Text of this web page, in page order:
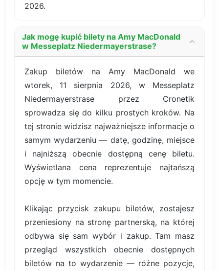
2026.
Jak mogę kupić bilety na Amy MacDonald
w Messeplatz Niedermayerstrase?
Zakup biletów na Amy MacDonald we
wtorek, 11 sierpnia 2026, w Messeplatz
Niedermayerstrase przez Cronetik
sprowadza się do kilku prostych kroków. Na
tej stronie widzisz najważniejsze informacje o
samym wydarzeniu — datę, godzinę, miejsce
i najniższą obecnie dostępną cenę biletu.
Wyświetlana cena reprezentuje najtańszą
opcję w tym momencie.
Klikając przycisk zakupu biletów, zostajesz
przeniesiony na stronę partnerską, na której
odbywa się sam wybór i zakup. Tam masz
przegląd wszystkich obecnie dostępnych
biletów na to wydarzenie — różne pozycje,